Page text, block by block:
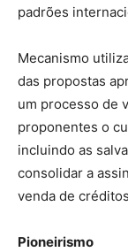
padrões
Mecanismo
das propostas
um processo de
proponentes o
incluindo as
consolidar a
venda de
Pioneirismo